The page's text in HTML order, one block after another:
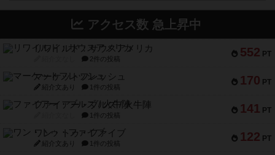
アクセス数 急上昇中
552 PT
リワイルド：サウスアメリカ
2件の投稿
170 PT
マーケットフレッシュ
紹介文あり 1件の投稿
141 PT
ファイアー・ブルズ / 火牛陣
1件の投稿
122 PT
ワン・トゥ・ファイブ
紹介文あり 1件の投稿